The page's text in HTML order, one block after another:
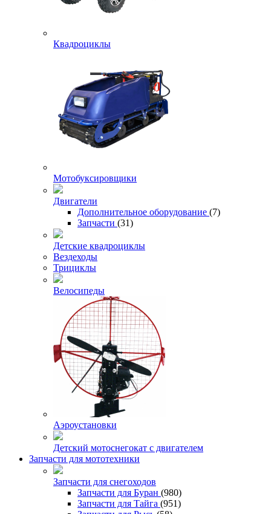
Квадроциклы
Мотобуксировщики
Двигатели
Дополнительное оборудование (7)
Запчасти (31)
Детские квадроциклы
Вездеходы
Трициклы
Велосипеды
Аэроустановки
Детский мотоснегокат с двигателем
Запчасти для мототехники
Запчасти для снегоходов
Запчасти для Буран (980)
Запчасти для Тайга (951)